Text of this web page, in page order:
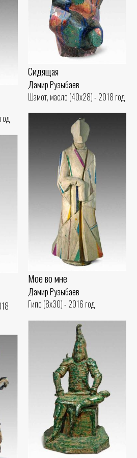
Сидящая
Дамир Рузыбаев
Шамот, масло (40x28) - 2018 год
Мое во мне
Дамир Рузыбаев
Гипс (8x30) - 2016 год